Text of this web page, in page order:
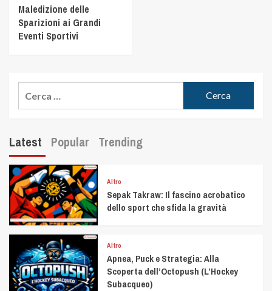
Maledizione delle
Sparizioni ai Grandi
Eventi Sportivi
Latest Popular Trending
Altro
Sepak Takraw: Il fascino acrobatico
dello sport che sfida la gravità
Altro
Apnea, Puck e Strategia: Alla
Scoperta dell’Octopush (L’Hockey
Subacqueo)